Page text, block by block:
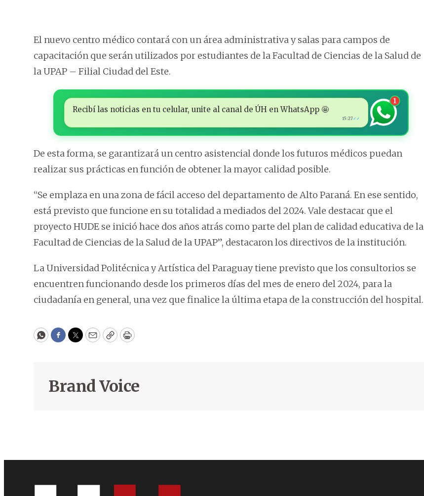
El nuevo centro médico contará con un área administrativa y salas para campos de
capacitación que serán utilizados por estudiantes de la Facultad de Ciencias de la Salud de
la UPAP – Filial Ciudad del Este.
Recibí las noticias en tu celular, unite al canal de ÚH en WhatsApp 🤩
15:27✓✓
1
De esta forma, se garantizará un centro asistencial donde los futuros médicos puedan
realizar sus prácticas en función de obtener la mayor calidad posible.
“Se emplaza en una zona de fácil acceso del departamento de Alto Paraná. En ese sentido,
está previsto que funcione en su totalidad a mediados del 2024. Vale destacar que el
proyecto HUDE se inició hace dos años atrás como parte del plan de calidad educativa de la
Facultad de Ciencias de la Salud de la UPAP”, destacaron los directivos de la institución.
La Universidad Politécnica y Artística del Paraguay tiene previsto que los consultorios se
encuentren funcionando desde los primeros días del mes de enero del 2024, para la
ciudadanía en general, una vez que finalice la última etapa de la construcción del hospital.
WhatsApp
Facebook
Twitter
EmailCopyPrint
Brand Voice